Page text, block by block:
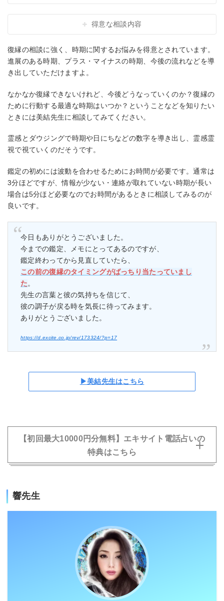
得意な相談内容
復縁の相談に強く、時期に関するお悩みを得意とされています。
進展のある時期、プラス・マイナスの時期、今後の流れなどを導
き出していただけますよ。
なかなか復縁できないけれど、今後どうなっていくのか？復縁の
ために行動する最適な時期はいつか？ということなどを知りたい
ときには美結先生に相談してみてください。
霊感とダウジングで時期や日にちなどの数字を導き出し、霊感霊
視で視ていくのだそうです。
鑑定の初めには波動を合わせるためにお時間が必要です。通常は
3分ほどですが、情報が少ない・連絡が取れていない時期が長い
場合は5分ほど必要なのでお時間があるときに相談してみるのが
良いです。
今日もありがとうございました。
今までの鑑定、メモにとってあるのですが、
鑑定終わってから見直していたら、
この前の復縁のタイミングがばっちり当たっていまし
た。
先生の言葉と彼の気持ちを信じて、
彼の調子が戻る時を気長に待ってみます。
ありがとうございました。
https://d.excite.co.jp/rev/173324/?p=17
▶美結先生はこちら
【初回最大10000円分無料】エキサイト電話占いの
特典はこちら
響先生